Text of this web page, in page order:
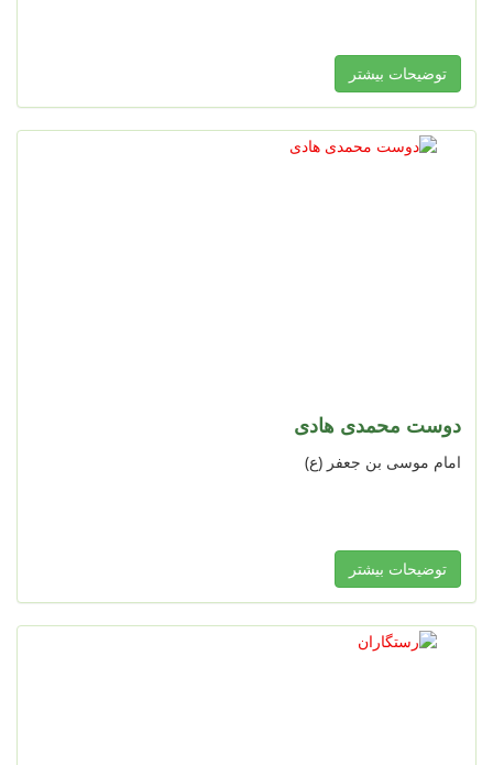
توضیحات بیشتر
دوست محمدی هادی
امام موسی بن جعفر (ع)
توضیحات بیشتر